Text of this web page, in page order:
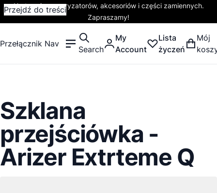
Przejdź do treści
Hurtownia waporyzatorów, akcesoriów i części zamiennych.
Zapraszamy!
Przełącznik Nav
Search
My
Account
Lista
życzeń
Mój
Szklana
przejściówka -
Arizer Extrteme Q